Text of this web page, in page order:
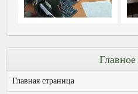
Главная страница